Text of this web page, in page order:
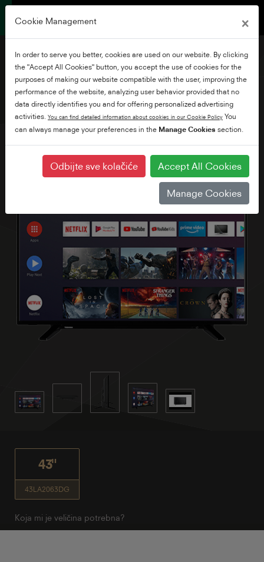
43" Full HD Android TV
43"
43LA2063DG
Koja mi je veličina potrebna?
Cookie Management ×
In order to serve you better, cookies are used on our website. By clicking
the "Accept All Cookies" button, you accept the use of cookies for the
purposes of making our website compatible with the user, improving the
performance of the website, analyzing user behavior provided that no
data directly identifies you and for offering personalized advertising
activities. You can find detailed information about cookies in our Cookie Policy You
can always manage your preferences in the Manage Cookies section.
Odbijte sve kolačiće Accept All Cookies
Manage Cookies